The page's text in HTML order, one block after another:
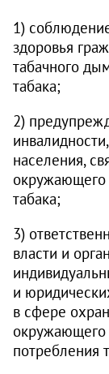
1)
здоровья
табачного
табака;
2)
населения,
окружающего
табака;
3)
власти и
и
в сфере
окружающего
потребления